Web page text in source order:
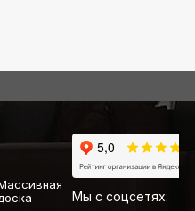
Мы с соцсетях: